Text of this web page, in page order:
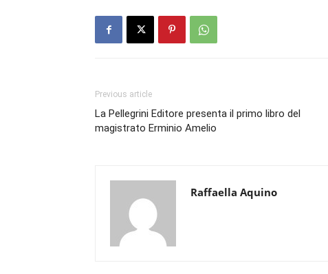
Previous article
La Pellegrini Editore presenta il primo libro del
magistrato Erminio Amelio
Raffaella Aquino